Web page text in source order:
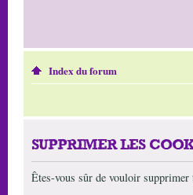
Index du forum
SUPPRIMER LES
Êtes-vous sûr de vouloir